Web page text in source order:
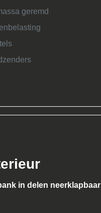
geremd
in delen neerklapbaar